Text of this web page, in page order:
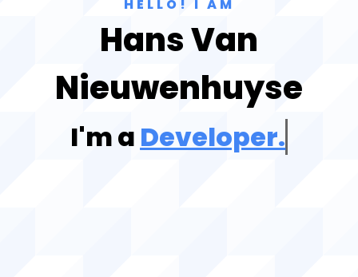
HELLO! I AM
Hans Van
Nieuwenhuyse
I'm a Developer.